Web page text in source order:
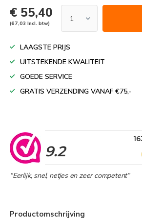
€ 55,40
(67,03 Incl. btw)
LAAGSTE PRIJS
UITSTEKENDE KWALITEIT
GOEDE SERVICE
GRATIS VERZENDING VANAF €75,-
9.2
“Eerlijk, snel, netjes en zeer competent”
Productomschrijving